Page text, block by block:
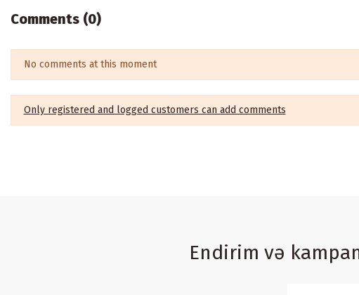
Comments (0)
No comments at this moment
Only registered and logged customers can add comments
Endirim və